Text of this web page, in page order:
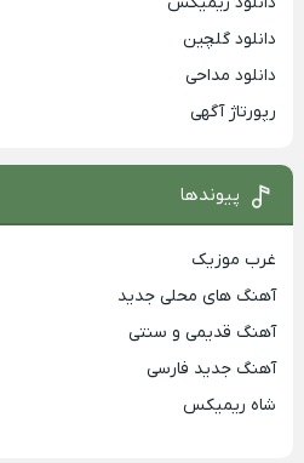
دانلود گلچین
دانلود مداحی
رپورتاژ آگهی
پیوندها
غرب موزیک
آهنگ های محلی جدید
آهنگ قدیمی و سنتی
آهنگ جدید فارسی
شاه ریمیکس